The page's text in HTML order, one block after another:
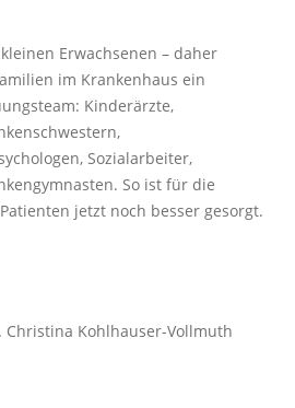
Erwachsenen – daher
im Krankenhaus ein
Kinderärzte,
Sozialarbeiter,
So ist für die
jetzt noch besser gesorgt.
Christina Kohlhauser-Vollmuth